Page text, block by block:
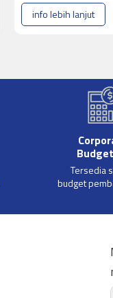
info lebih lanjut
Tersedia
budget